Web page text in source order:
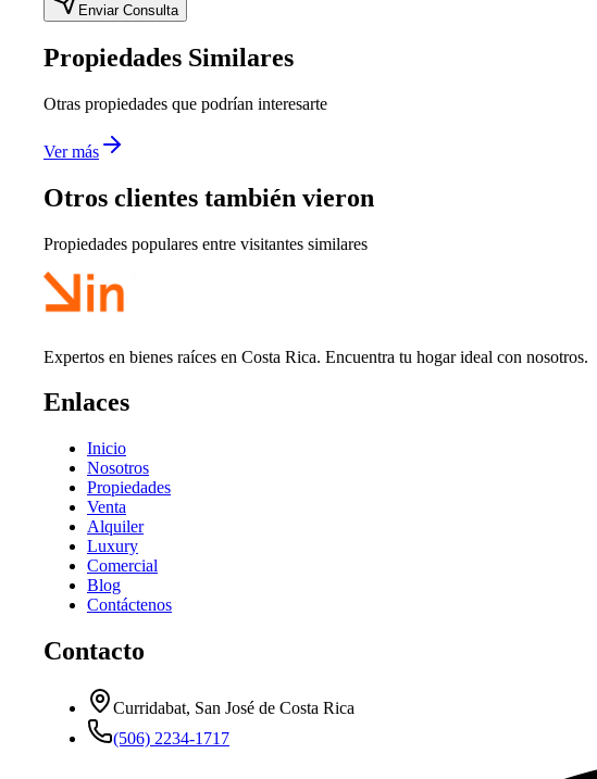
Enviar Consulta
Propiedades Similares
Otras propiedades que podrían interesarte
Ver más
Otros clientes también vieron
Propiedades populares entre visitantes similares
Expertos en bienes raíces en Costa Rica. Encuentra tu hogar ideal con nosotros.
Enlaces
Inicio
Nosotros
Propiedades
Venta
Alquiler
Luxury
Comercial
Blog
Contáctenos
Contacto
Curridabat, San José de Costa Rica
(506) 2234-1717